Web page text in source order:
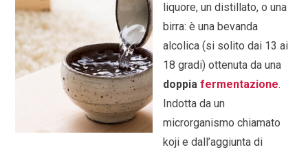
liquore, un distillato, o una
birra: è una bevanda
alcolica (si solito dai 13 ai
18 gradi) ottenuta da una
doppiafermentazione.
Indotta da un
microrganismo chiamato
koji e dall’aggiunta di